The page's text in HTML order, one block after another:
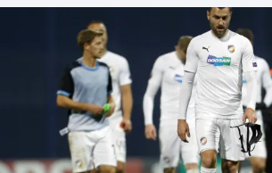
DALŠÍ SPORTY
Americký fotbal
Baseball a softbal
Basketbal
NEPŘEHLÉDNĚTE
Soutěže
Historické návraty